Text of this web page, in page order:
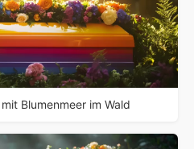
Blumenmeer im Wald